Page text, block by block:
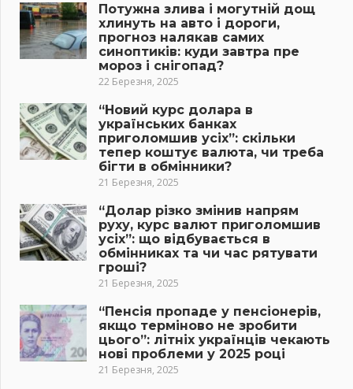
Потужна злива і могутній дощ
хлинуть на авто і дороги,
прогноз налякав самих
синоптиків: куди завтра пре
мороз і снігопад?
22 Березня, 2025
“Новий курс долара в
українських банках
приголомшив усіх”: скільки
тепер коштує валюта, чи треба
бігти в обмінники?
21 Березня, 2025
“Долар різко змінив напрям
руху, курс валют приголомшив
усіх”: що відбувається в
обмінниках та чи час рятувати
гроші?
21 Березня, 2025
“Пенсія пропаде у пенсіонерів,
якщо терміново не зробити
цього”: літніх українців чекають
нові проблеми у 2025 році
21 Березня, 2025